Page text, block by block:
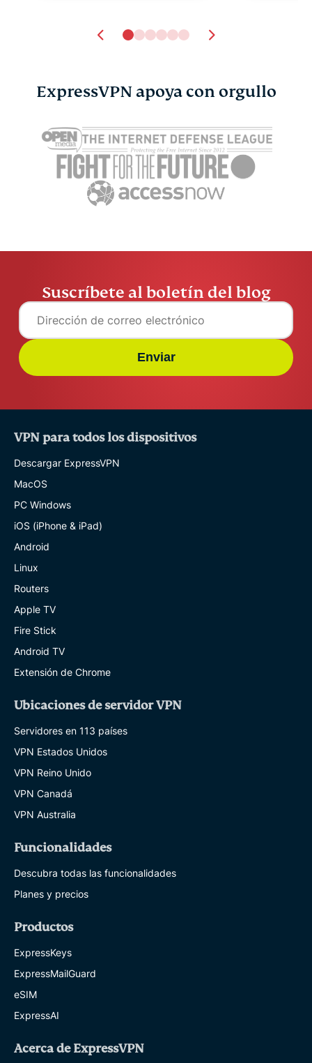
ExpressVPN apoya con orgullo
Suscríbete al boletín del blog
Enviar
VPN para todos los dispositivos
Descargar ExpressVPN
MacOS
PC Windows
iOS (iPhone & iPad)
Android
Linux
Routers
Apple TV
Fire Stick
Android TV
Extensión de Chrome
Ubicaciones de servidor VPN
Servidores en 113 países
VPN Estados Unidos
VPN Reino Unido
VPN Canadá
VPN Australia
Funcionalidades
Descubra todas las funcionalidades
Planes y precios
Productos
ExpressKeys
ExpressMailGuard
eSIM
ExpressAI
Acerca de ExpressVPN